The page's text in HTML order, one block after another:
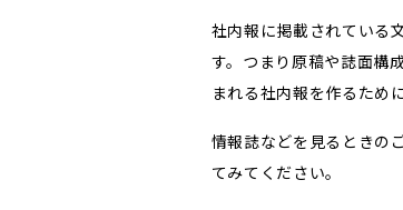
社内報に掲載されている
す。つまり原稿や誌面構
まれる社内報を作るため
情報誌などを見るときの
てみてください。